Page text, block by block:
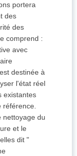
portera
des
des
comprend :
avec
destinée à
l'état réel
existantes
référence.
nettoyage du
et le
dit "